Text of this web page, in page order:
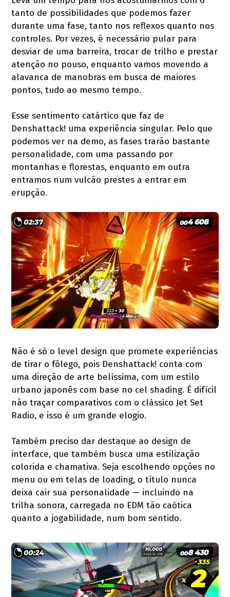
tanto de possibilidades que podemos fazer
durante uma fase, tanto nos reflexos quanto nos
controles. Por vezes, é necessário pular para
desviar de uma barreira, trocar de trilho e prestar
atenção no pouso, enquanto vamos movendo a
alavanca de manobras em busca de maiores
pontos, tudo ao mesmo tempo.
Esse sentimento catártico que faz de
Denshattack! uma experiência singular. Pelo que
podemos ver na demo, as fases trarão bastante
personalidade, com uma passando por
montanhas e florestas, enquanto em outra
entramos num vulcão prestes a entrar em
erupção.
Não é só o level design que promete experiências
de tirar o fôlego, pois Denshattack! conta com
uma direção de arte belíssima, com um estilo
urbano japonês com base no cel shading. É difícil
não traçar comparativos com o clássico Jet Set
Radio, e isso é um grande elogio.
Também preciso dar destaque ao design de
interface, que também busca uma estilização
colorida e chamativa. Seja escolhendo opções no
menu ou em telas de loading, o título nunca
deixa cair sua personalidade — incluindo na
trilha sonora, carregada no EDM tão caótica
quanto a jogabilidade, num bom sentido.